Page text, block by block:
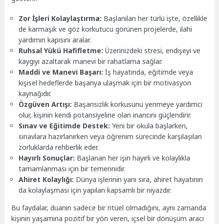
Zor İşleri Kolaylaştırma: Başlanılan her türlü işte, özellikle
de karmaşık ve göz korkutucu görünen projelerde, ilahi
yardımın kapısını aralar.
Ruhsal Yükü Hafifletme: Üzerinizdeki stresi, endişeyi ve
kaygıyı azaltarak manevi bir rahatlama sağlar.
Maddi ve Manevi Başarı: İş hayatında, eğitimde veya
kişisel hedeflerde başarıya ulaşmak için bir motivasyon
kaynağıdır.
Özgüven Artışı: Başarısızlık korkusunu yenmeye yardımcı
olur, kişinin kendi potansiyeline olan inancını güçlendirir.
Sınav ve Eğitimde Destek: Yeni bir okula başlarken,
sınavlara hazırlanırken veya öğrenim sürecinde karşılaşılan
zorluklarda rehberlik eder.
Hayırlı Sonuçlar: Başlanan her işin hayırlı ve kolaylıkla
tamamlanması için bir temennidir.
Ahiret Kolaylığı: Dünya işlerinin yanı sıra, ahiret hayatının
da kolaylaşması için yapılan kapsamlı bir niyazdır.
Bu faydalar, duanın sadece bir ritüel olmadığını, aynı zamanda
kişinin yaşamına pozitif bir yön veren, içsel bir dönüşüm aracı